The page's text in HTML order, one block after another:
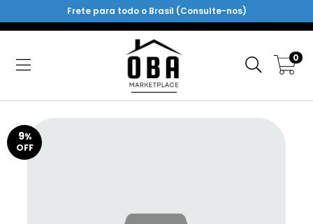
Frete para todo o Brasil (Consulte-nos)
0
9%
OFF